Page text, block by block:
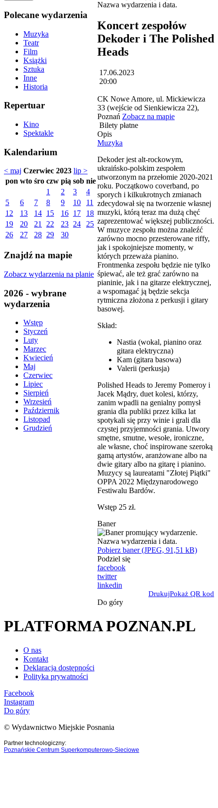
Polecane wydarzenia
Muzyka
Teatr
Film
Książki
Sztuka
Inne
Historia
Repertuar
Kino
Spektakle
Kalendarium
< maj Czerwiec 2023 lip >
pon wto śro czw pią sob nie
1
2 3
4
5
6 7 8 9 10
11
12
13 14 15 16 17
18
19
20 21 22 23 24
25
26
27 28 29 30
Znajdź na mapie
Zobacz wydarzenia na planie
2026 - wybrane
wydarzenia
Wstęp
Styczeń
Luty
Marzec
Kwiecień
Maj
Czerwiec
Lipiec
Sierpień
Wrzesień
Październik
Listopad
Grudzień
Koncert zespołów
Dekoder i The Polished
Heads
17.06.2023
20:00
CK Nowe Amore, ul. Mickiewicza
33 (wejście od Sienkiewicza 22),
Poznań Zobacz na mapie
Bilety płatne
Opis
Muzyka
Dekoder jest alt-rockowym,
ukraińsko-polskim zespołem
utworzonym na przełomie 2020-2021
roku. Początkowo coverband, po
sporych i kilkukrotnych zmianach
zdecydował się na tworzenie własnej
muzyki, którą teraz ma dużą chęć
zaprezentować większej publiczności.
W muzyce zespołu można znaleźć
zarówno mocno przesterowane riffy,
jak i spokojniejsze momenty, w
których przeważa pianino.
Frontmenka zespołu będzie nie tylko
śpiewać, ale też grać zarówno na
pianinie, jak i na gitarze elektrycznej,
a wspomagać ją będzie sekcja
rytmiczna złożona z perkusji i gitary
basowej.
Skład:
Nastia (wokal, pianino oraz
gitara elektryczna)
Kam (gitara basowa)
Valerii (perkusja)
Polished Heads to Jeremy Pomeroy i
Jacek Mądry, duet kolesi, którzy,
zanim wpadli na genialny pomysł
grania dla publiki przez kilka lat
spotykali się przy winie i grali dla
czystej przyjemności grania. Utwory
smętne, smutne, wesołe, ironiczne,
ale własne, choć inspirowane szeroką
gamą artystów, aranżowane albo na
dwie gitary albo na gitarę i pianino.
Muzycy są laureatami "Złotej Piątki"
OPPA 2022 Międzynarodowego
Festiwalu Bardów.
Wstęp 25 zł.
Baner
Pobierz baner (JPEG, 91,51 kB)
Podziel się
facebook
twitter
linkedin
DrukujPokaż QR kod
Do góry
PLATFORMA POZNAN.PL
O nas
Kontakt
Deklaracja dostępności
Polityka prywatności
Facebook
Instagram
Do góry
© Wydawnictwo Miejskie Posnania
Partner technologiczny:
Poznańskie Centrum Superkomputerowo-Sieciowe